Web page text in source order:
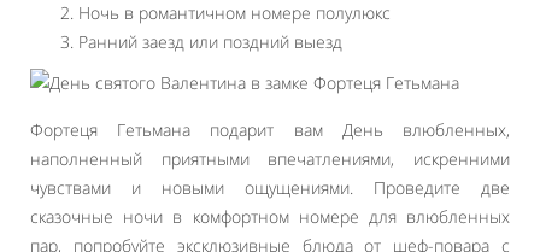
Ночь в романтичном номере полулюкс
Ранний заезд или поздний выезд
Фортеця Гетьмана подарит вам День влюбленных,
наполненный приятными впечатлениями, искренними
чувствами и новыми ощущениями. Проведите две
сказочные ночи в комфортном номере для влюбленных
пар, попробуйте эксклюзивные блюда от шеф-повара с